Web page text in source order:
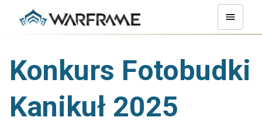
Konkurs Fotobudki
Kanikuł 2025